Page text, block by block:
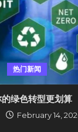
热门新闻
绿色转型更划算
February 14,